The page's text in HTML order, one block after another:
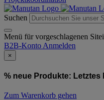
Suchen
Menü für vorgeschlagenen
B2B-Konto Anmelden
×
% neue Produkte: Letztes
Zum Warenkorb gehen